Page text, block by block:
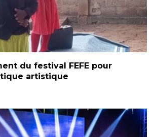
du festival FEFE pour
artistique